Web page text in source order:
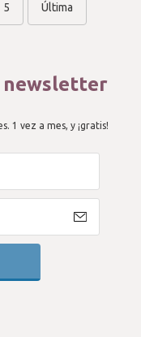
5 Última
1 vez a mes, y ¡gratis!